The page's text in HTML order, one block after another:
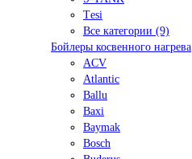
Tеsi
Все категории (9)
Бойлеры косвенного нагрева
ACV
Atlantic
Ballu
Baxi
Baymak
Bosch